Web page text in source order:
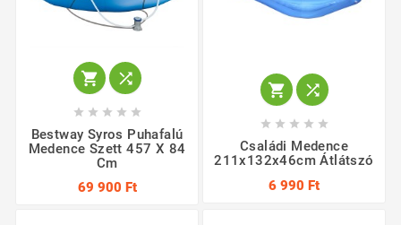
 
    
Bestway Syros Puhafalú
Medence Szett 457 X 84
Cm
69 900 Ft
 
    
Családi Medence
211x132x46cm Átlátszó
6 990 Ft